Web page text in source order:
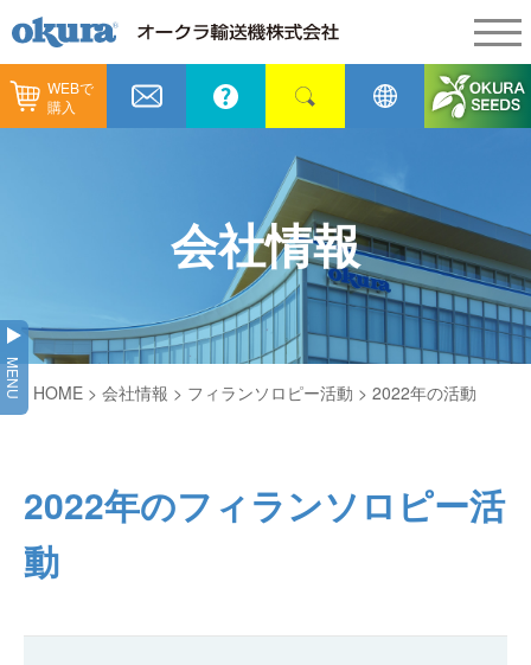
WEBで
購入
製品情報
コンベヤ機器を探す
用途から探す
コンベヤ機器の技術情報
GTPシステム
仕分けシステム
ピッキングシステム
製造
物流
通販
食品
会社情報
会社情報
企業理念
会社概要
事業所一覧
採用情報
オークラミュージアム
新着情報
会社情報
MENU HOME > 会社情報 > フィランソロピー活動 > 2022年の活動
2022年のフィランソロピー活
動